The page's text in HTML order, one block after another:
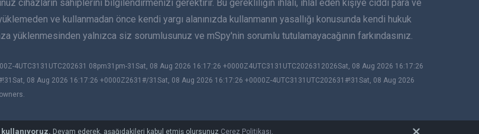
Devam ederek, aşağıdakileri kabul etmiş olursunuz Çerez Politikası.
Svenska
简体中文
cihazların sahiplerini bilgilendirmenizi gerektirir. Bu gerekliliğin ihlali, ihlal eden kişiye ciddi para ve
ve kullanmadan önce kendi yargı alanınızda kullanmanın yasallığı konusunda kendi hukuk
yüklenmesinden yalnızca siz sorumlusunuz ve mSpy'nin sorumlu tutulamayacağının farkındasınız.
4UTC3131UTC202631 08pm31pm-31Sat, 08 Aug 2026 16:17:26 +0000Z4UTC3131UTC2026312026Sat, 08 Aug 2026 16:17:26
08 Aug 2026 16:17:26 +0000Z2631#/31Sat, 08 Aug 2026 16:17:26 +0000Z-4UTC3131UTC202631#!31Sat, 08 Aug 2026